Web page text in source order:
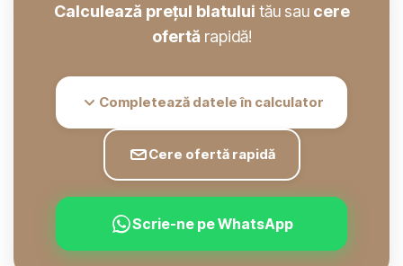
Calculează prețul blatului tău sau cere
ofertă rapidă!
Completează datele în calculator
Cere ofertă rapidă
Scrie-ne pe WhatsApp